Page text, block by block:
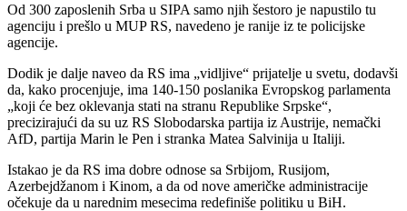
Od 300 zaposlenih Srba u SIPA samo njih šestoro je napustilo tu
agenciju i prešlo u MUP RS, navedeno je ranije iz te policijske
agencije.
Dodik je dalje naveo da RS ima „vidljive“ prijatelje u svetu, dodavši
da, kako procenjuje, ima 140-150 poslanika Evropskog parlamenta
„koji će bez oklevanja stati na stranu Republike Srpske“,
precizirajući da su uz RS Slobodarska partija iz Austrije, nemački
AfD, partija Marin le Pen i stranka Matea Salvinija u Italiji.
Istakao je da RS ima dobre odnose sa Srbijom, Rusijom,
Azerbejdžanom i Kinom, a da od nove američke administracije
očekuje da u narednim mesecima redefiniše politiku u BiH.